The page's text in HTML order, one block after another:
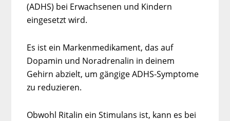
(ADHS) bei Erwachsenen und Kindern
eingesetzt wird.
Es ist ein Markenmedikament, das auf
Dopamin und Noradrenalin in deinem
Gehirn abzielt, um gängige ADHS-Symptome
zu reduzieren.
Obwohl Ritalin ein Stimulans ist, kann es bei